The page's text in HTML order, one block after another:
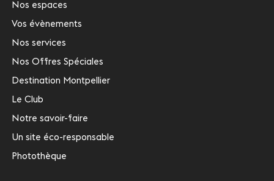
Nos espaces
Vos évènements
Nos services
Nos Offres Spéciales
Destination Montpellier
Le Club
Notre savoir-faire
Un site éco-responsable
Photothèque